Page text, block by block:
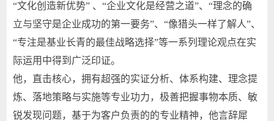
“文化创造新优势” 、“企业文化是经营之道”、“理念的确
立与坚守是企业成功的第一要务”、“像猎头一样了解人”、
“专注是基业长青的最佳战略选择”等一系列理论观点在实
际运用中得到广泛印证。
他，直击核心，拥有超强的实证分析、体系构建、理念提
炼、落地策略与实施等专业功力，极善把握事物本质、敏
锐发现问题，基于为客户负责的的专业精神，他言辞犀